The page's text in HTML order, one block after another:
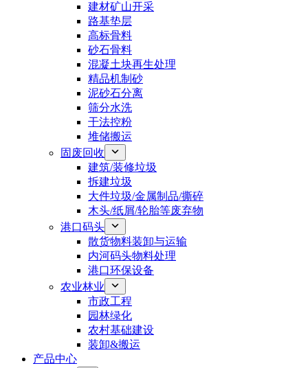
建材矿山开采
路基垫层
高标骨料
砂石骨料
混凝土块再生处理
精品机制砂
泥砂石分离
筛分水洗
干法控粉
堆储搬运
固废回收
建筑/装修垃圾
拆建垃圾
大件垃圾/金属制品/撕碎
木头/纸屑/轮胎等废弃物
港口码头
散货物料装卸与运输
内河码头物料处理
港口环保设备
农业林业
市政工程
园林绿化
农村基础建设
装卸&搬运
产品中心